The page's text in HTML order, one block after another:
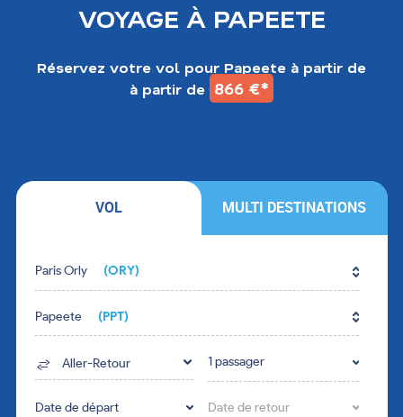
VOL MULTI DESTINATIONS
Fill in the form fields in the right order.
Paris Orly (ORY)
Papeete (PPT)
Aller-Retour 1 passager
Date de départ Date de retour
VOYAGE À PAPEETE
Réservez votre vol pour Papeete à partir de
à partir de 866 €*